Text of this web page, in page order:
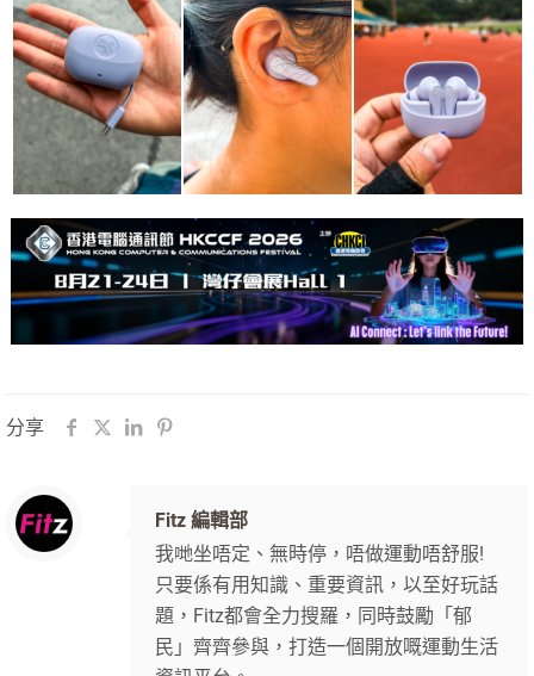
分享
Fitz 編輯部
我哋坐唔定、無時停，唔做運動唔舒服!
只要係有用知識、重要資訊，以至好玩話
題，Fitz都會全力搜羅，同時鼓勵「郁
民」齊齊參與，打造一個開放嘅運動生活